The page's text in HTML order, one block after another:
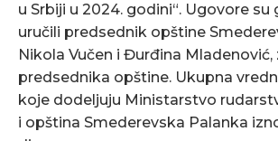
u Srbiji u 2024. godini“. Ugovore su
uručili predsednik opštine
Nikola Vučen i Đurđina Mladenović,
predsednika opštine. Ukupna
koje dodeljuju Ministarstvo
i opština Smederevska Palanka